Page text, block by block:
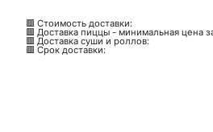
🟥 Стоимость доставки:
🟥 Доставка пиццы - минимальная цена
🟥 Доставка суши и роллов:
🟥 Срок доставки: